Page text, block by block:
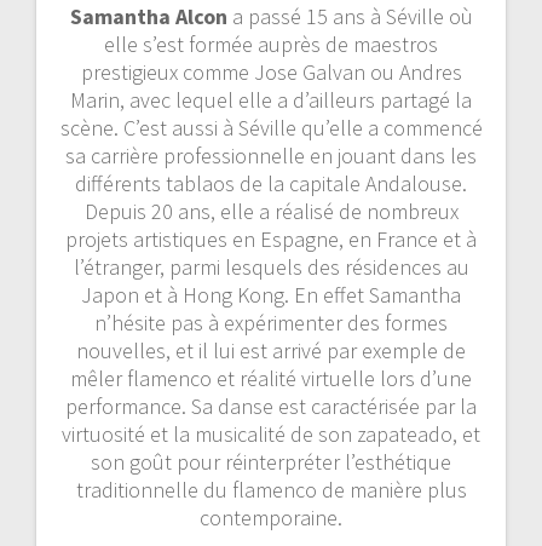
Samantha Alcon a passé 15 ans à Séville où
elle s’est formée auprès de maestros
prestigieux comme Jose Galvan ou Andres
Marin, avec lequel elle a d’ailleurs partagé la
scène. C’est aussi à Séville qu’elle a commencé
sa carrière professionnelle en jouant dans les
différents tablaos de la capitale Andalouse.
Depuis 20 ans, elle a réalisé de nombreux
projets artistiques en Espagne, en France et à
l’étranger, parmi lesquels des résidences au
Japon et à Hong Kong. En effet Samantha
n’hésite pas à expérimenter des formes
nouvelles, et il lui est arrivé par exemple de
mêler flamenco et réalité virtuelle lors d’une
performance. Sa danse est caractérisée par la
virtuosité et la musicalité de son zapateado, et
son goût pour réinterpréter l’esthétique
traditionnelle du flamenco de manière plus
contemporaine.